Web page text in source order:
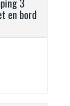
en bord